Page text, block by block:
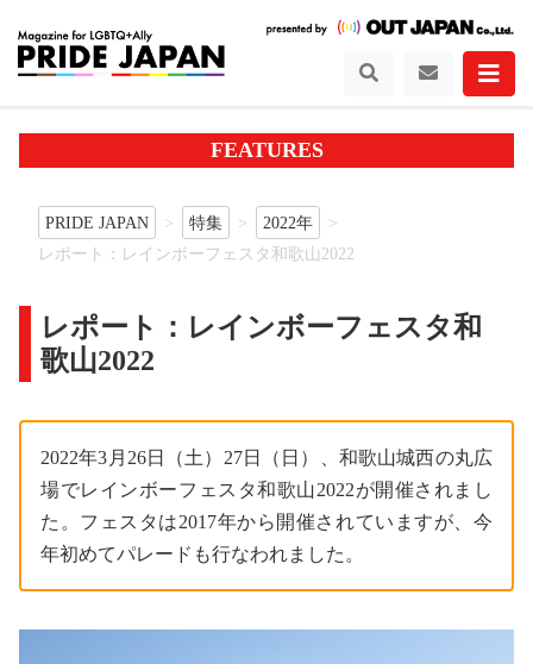
FEATURES
PRIDE JAPAN 特集
2022年
レポート：レインボーフェスタ和歌山2022
レポート：レインボーフェスタ和
歌山2022
2022年3月26日（土）27日（日）、和歌山城西の丸広
場でレインボーフェスタ和歌山2022が開催されまし
た。フェスタは2017年から開催されていますが、今
年初めてパレードも行なわれました。